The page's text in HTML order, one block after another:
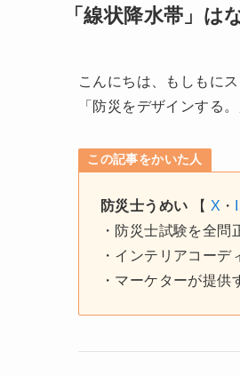
「線状降水帯」は
こんにちは、もしもに
「防災をデザインする
この記事をかいた人
防災士うめい 【 X ・
・防災士試験を全問
・インテリアコー
・マーケターが提供